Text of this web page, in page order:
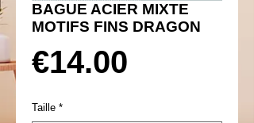
BAGUE ACIER MIXTE
MOTIFS FINS DRAGON
€14.00
Taille *